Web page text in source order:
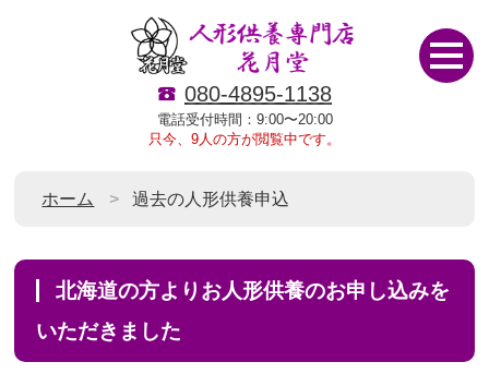
080-4895-1138
電話受付時間：9:00〜20:00
只今、9人の方が閲覧中です。
ホーム 過去の人形供養申込
北海道の方よりお人形供養のお申し込みを
いただきました